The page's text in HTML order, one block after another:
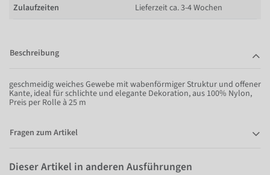
Zulaufzeiten
Lieferzeit ca. 3-4 Wochen
Beschreibung
geschmeidig weiches Gewebe mit wabenförmiger Struktur und offener
Kante, ideal für schlichte und elegante Dekoration, aus 100% Nylon,
Preis per Rolle à 25 m
Fragen zum Artikel
Dieser Artikel in anderen Ausführungen